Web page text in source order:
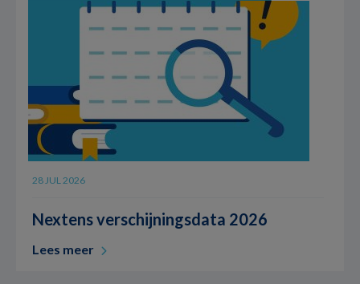
28 JUL 2026
Nextens verschijningsdata 2026
Lees meer